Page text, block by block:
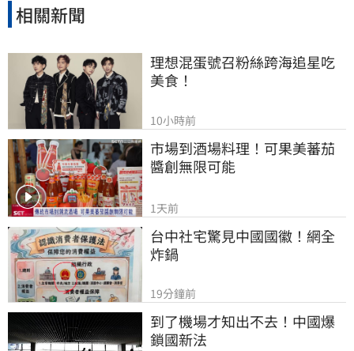
相關新聞
理想混蛋號召粉絲跨海追星吃
美食！
10小時前
市場到酒場料理！可果美蕃茄
醬創無限可能
1天前
台中社宅驚見中國國徽！網全
炸鍋
19分鐘前
到了機場才知出不去！中國爆
鎖國新法